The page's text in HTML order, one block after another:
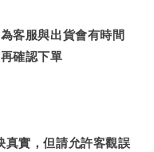
客服與出貨會有時間
確認下單
真實，但請允許客觀誤